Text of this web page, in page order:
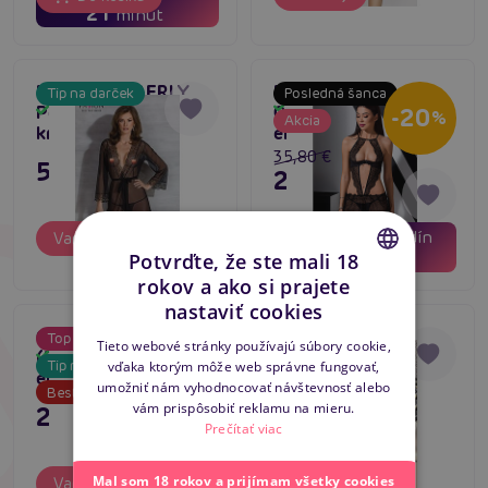
21 minút
Tip na darček
Passion AMBERLY
Peignoir (Black),
krásny župan pre ňu
Skladom
59,80 €
Varianty
Posledná šanca
Akcia
-20%
16 hodín
21 minút
Passion YONA
Chemise, čierna
erotická košieľka
Skladom
35,80 €
28,64 €
Top produkt
Tip na darček
Bestseller
Casmir KEA Chemise
(Black), priehľadná
erotická košieľka
Skladom
23,80 €
Varianty
5
Avanua DONNA
Chemise (Black)
Skladom
31,80 €
Varianty
CZECH
ENGLISH
Potvrďte, že ste mali 18
rokov a ako si prajete
nastaviť cookies
Tieto webové stránky používajú súbory cookie,
vďaka ktorým môže web správne fungovať,
umožniť nám vyhodnocovať návštevnosť alebo
vám prispôsobiť reklamu na mieru.
Prečítať viac
Mal som 18 rokov a prijímam všetky cookies